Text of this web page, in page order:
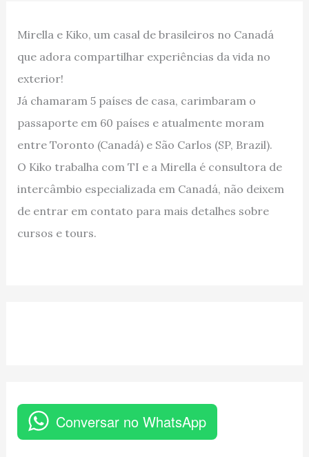
Mirella e Kiko, um casal de brasileiros no Canadá
que adora compartilhar experiências da vida no
exterior!
Já chamaram 5 países de casa, carimbaram o
passaporte em 60 países e atualmente moram
entre Toronto (Canadá) e São Carlos (SP, Brazil).
O Kiko trabalha com TI e a Mirella é consultora de
intercâmbio especializada em Canadá, não deixem
de entrar em contato para mais detalhes sobre
cursos e tours.
Conversar no WhatsApp